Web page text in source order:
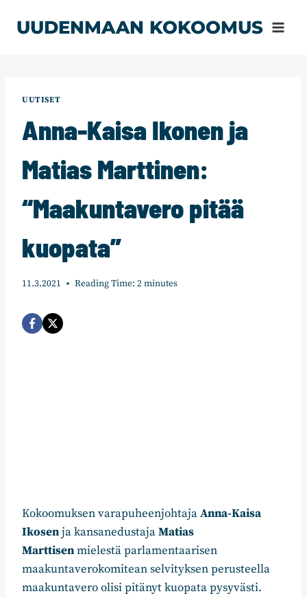
sisältöön
UUDENMAAN KOKOOMUS
UUTISET
Anna-Kaisa Ikonen ja
Matias Marttinen:
“Maakuntavero pitää
kuopata”
11.3.2021 Reading Time: 2minutes
Kokoomuksen varapuheenjohtajaAnna-Kaisa
Ikosenja kansanedustajaMatias
Marttisenmielestä parlamentaarisen
maakuntaverokomitean selvityksen perusteella
maakuntavero olisi pitänyt kuopata pysyvästi.